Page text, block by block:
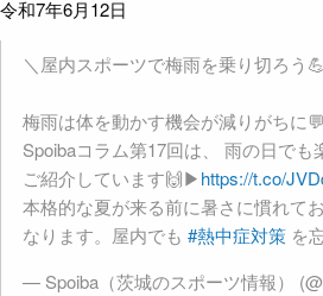
令和7年6月12日
＼屋内スポーツで梅雨を乗り切ろう
梅雨は体を動かす機会が減りがちに💬
Spoibaコラム第17回は、 雨の日で
ご紹介しています🙌▶https://t.co/
本格的な夏が来る前に暑さに慣れて
なります。屋内でも #熱中症対策を
— Spoiba（茨城のスポーツ情報）